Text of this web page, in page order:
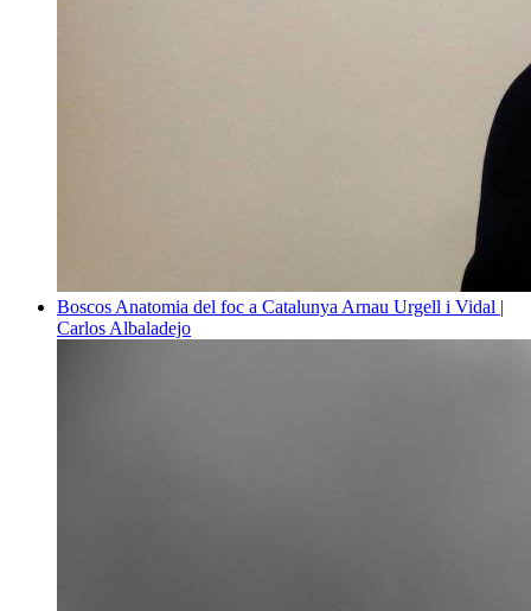
Boscos Anatomia del foc a Catalunya Arnau Urgell i Vidal |
Carlos Albaladejo